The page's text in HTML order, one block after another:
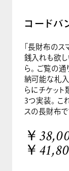
コードバ
「長財布の
銭入れも欲し
ら。 ご覧の
納可能な札入
らにチケット
3つ実装。 こ
スの長財布で
￥
￥